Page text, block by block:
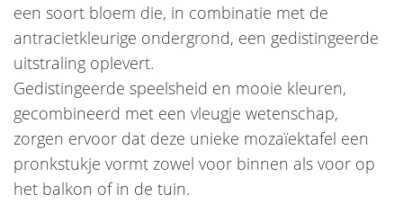
een soort bloem die, in combinatie met de
antracietkleurige ondergrond, een gedistingeerde
uitstraling oplevert.
Gedistingeerde speelsheid en mooie kleuren,
gecombineerd met een vleugje wetenschap,
zorgen ervoor dat deze unieke mozaïektafel een
pronkstukje vormt zowel voor binnen als voor op
het balkon of in de tuin.